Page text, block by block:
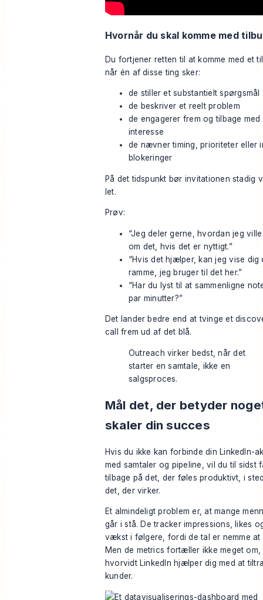
Hvornår du skal komme med
Du fortjener retten til at komme med et
når én af disse ting sker:
de stiller et substantielt spørgsmål
de beskriver et reelt problem
de engagerer frem og tilbage med
interesse
de nævner timing, prioriteter eller
blokeringer
På det tidspunkt bør invitationen stadig
let.
Prøv:
“Jeg deler gerne, hvordan jeg
om det, hvis det er nyttigt.”
“Hvis det hjælper, kan jeg vise dig
ramme, jeg bruger til det her.”
“Har du lyst til at sammenligne
par minutter?”
Det lander bedre end at tvinge et
call frem ud af det blå.
Outreach virker bedst, når det
starter en samtale, ikke en
salgsproces.
Mål det, der betyder
skaler din succes
Hvis du ikke kan forbinde din LinkedIn-
med samtaler og pipeline, vil du til sidst
tilbage på det, der føles produktivt, i
det, der virker.
Et almindeligt problem er, at mange
går i stå. De tracker impressions, likes
vækst i følgere, fordi de tal er nemme at
Men de metrics fortæller ikke meget om,
hvorvidt LinkedIn hjælper dig med at
kunder.